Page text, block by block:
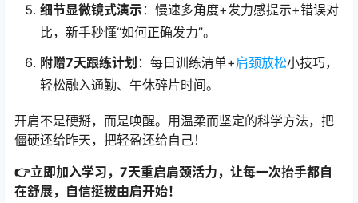
细节显微镜式演示：慢速多角度+发力感提示+错误对
比，新手秒懂“如何正确发力”。
附赠7天跟练计划 ：每日训练清单+肩颈放松小技巧，
轻松融入通勤、午休碎片时间。
开肩不是硬掰，而是唤醒。用温柔而坚定的科学方法，把
僵硬还给昨天，把轻盈还给自己！
👉立即加入学习，7天重启肩颈活力，让每一次抬手都自
在舒展，自信挺拔由肩开始！